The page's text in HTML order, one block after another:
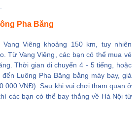
Pha Băng
Viêng khoảng 150 km, tuy nhiên
Từ Vang Viêng, các bạn có thể mua vé
Thời gian di chuyển 4 - 5 tiếng, hoặc
Luông Pha Băng bằng máy bay, giá
VNĐ). Sau khi vui chơi tham quan ở
các bạn có thể bay thẳng về Hà Nội từ